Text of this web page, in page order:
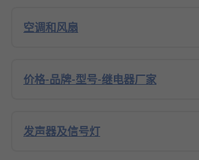
空调和风扇
价格-品牌-型号-继电器厂家
发声器及信号灯